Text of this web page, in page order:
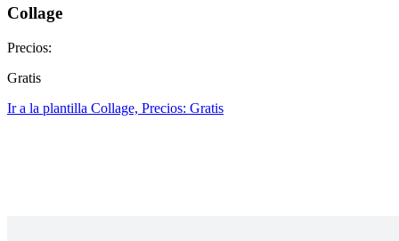
Collage
Precios:
Gratis
Ir a la plantilla Collage, Precios: Gratis